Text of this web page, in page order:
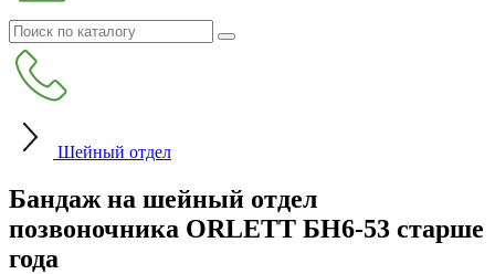
Шейный отдел
Бандаж на шейный отдел
позвоночника ORLETT БН6-53 старше
года